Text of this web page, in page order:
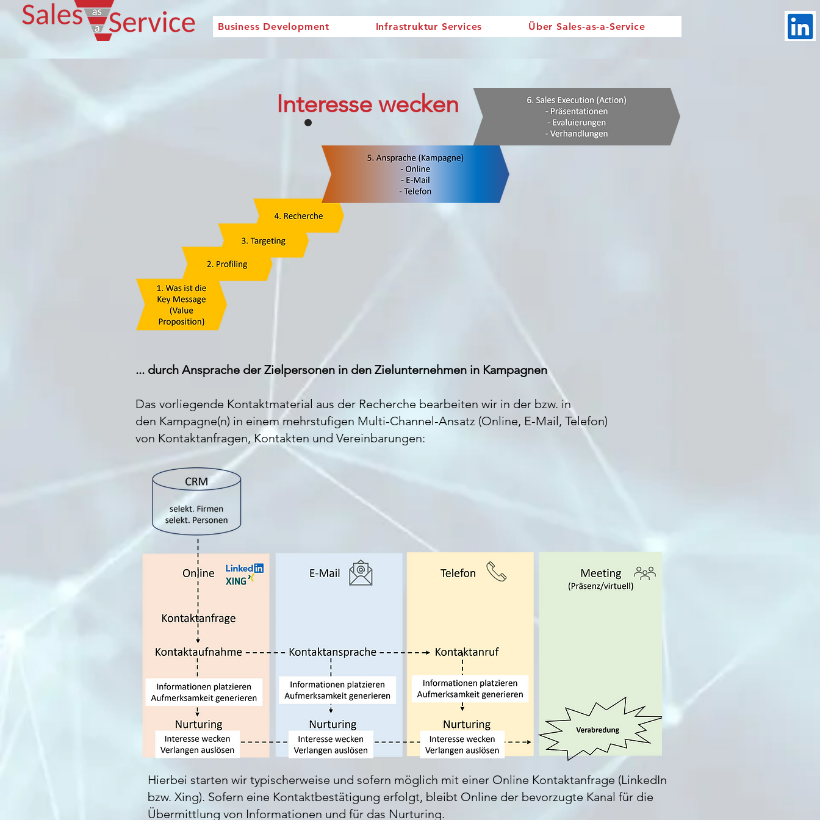
Business Development Infrastruktur Services Über Sales-as-a-Service
Interesse wecken
... durch Ansprache der Zielpersonen in den Zielunternehmen in Kampagnen
Das vorliegende Kontaktmaterial aus der Recherche bearbeiten wir in der bzw. in
den Kampagne(n) in einem mehrstufigen Multi-Channel-Ansatz (Online, E-Mail, Telefon)
von Kontaktanfragen, Kontakten und Vereinbarungen:
Hierbei starten wir typischerweise und sofern möglich mit einer Online Kontaktanfrage (LinkedIn
bzw. Xing). Sofern eine Kontaktbestätigung erfolgt, bleibt Online der bevorzugte Kanal für die
Übermittlung von Informationen und für das Nurturing.